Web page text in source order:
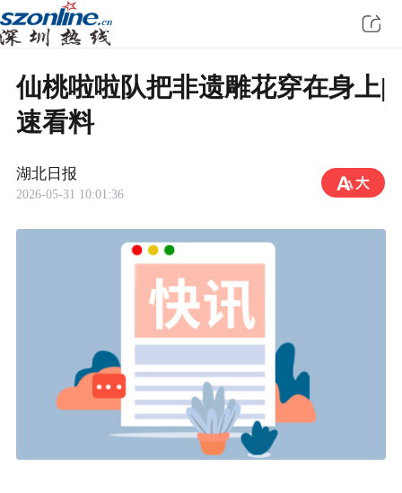
仙桃啦啦队把非遗雕花穿在身上|
速看料
湖北日报
2026-05-31 10:01:36